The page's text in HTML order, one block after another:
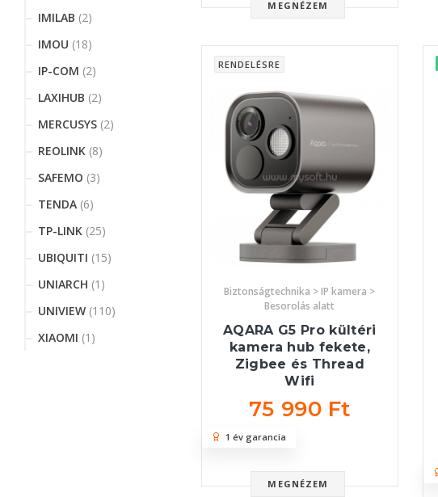
IMILAB (2)
IMOU (18)
IP-COM (2)
LAXIHUB (2)
MERCUSYS (2)
REOLINK (8)
SAFEMO (3)
TENDA (6)
TP-LINK (25)
UBIQUITI (15)
UNIARCH (1)
UNIVIEW (110)
XIAOMI (1)
MEGNÉZEM
RENDELÉSRE
Biztonságtechnika > IP kamera >
Besorolás alatt
AQARA G5 Pro kültéri
kamera hub fekete,
Zigbee és Thread
Wifi
75 990 Ft
MEGNÉZEM
1 év garancia